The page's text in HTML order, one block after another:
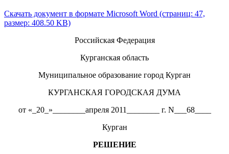
Скачать документ в формате Microsoft Word (страниц: 47,
размер: 408.50 KB)
Российская Федерация
Курганская область
Муниципальное образование город Курган
КУРГАНСКАЯ ГОРОДСКАЯ ДУМА
от «_20_»________апреля 2011________ г. N___68____
Курган
РЕШЕНИЕ